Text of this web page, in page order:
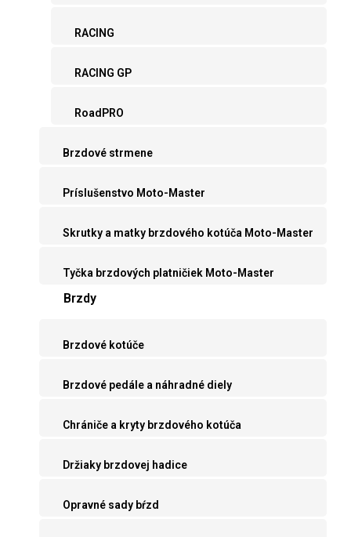
RACING
RACING GP
RoadPRO
Brzdové strmene
Príslušenstvo Moto-Master
Skrutky a matky brzdového kotúča Moto-Master
Tyčka brzdových platničiek Moto-Master
Brzdy
Brzdové kotúče
Brzdové pedále a náhradné diely
Chrániče a kryty brzdového kotúča
Držiaky brzdovej hadice
Opravné sady bŕzd